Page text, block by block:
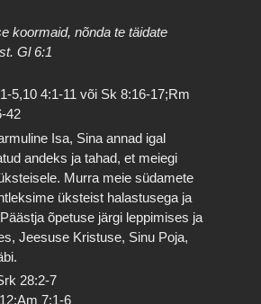
koormaid, nõnda te täidate
Gl 6:1
5,10 4:1-11 või Sk 8:16-17;Rm
42
Isa, Sina annad igal
andeks ja tahad, et meiegi
Murra meie südamete
üksteist halastusega ja
õpetuse järgi leppimises ja
Jeesuse Kristuse, Sinu Poja,
28:2-7
7:1-6